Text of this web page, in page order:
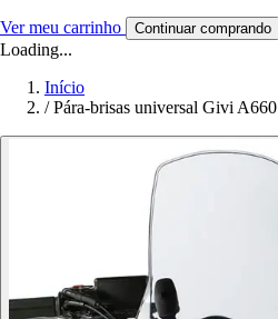
Ver meu carrinho Continuar comprando
Loading...
Início
/ Pára-brisas universal Givi A660